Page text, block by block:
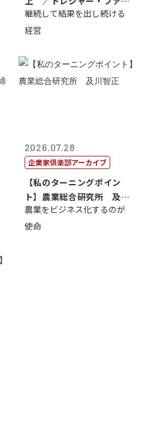
トリー社長野坂...
継続して結果を出し続ける
経営
2026.07.28
企業家倶楽部アーカイブ
【私のターニングポイン
ト】農業総合研究所 及川
智正
農業をビジネス化するのが
使命